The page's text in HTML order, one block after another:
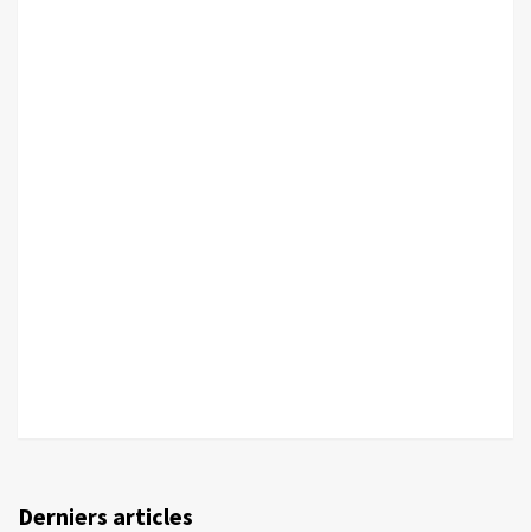
Derniers articles